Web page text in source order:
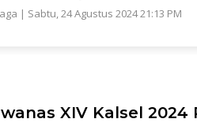
| Sabtu, 24 Agustus 2024 21:13 PM
XIV Kalsel 2024